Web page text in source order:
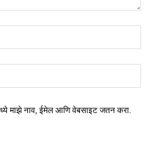
माझे नाव, ईमेल आणि वेबसाइट जतन करा.